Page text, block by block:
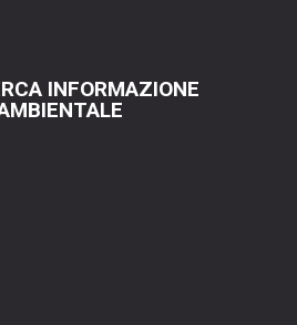
INFORMAZIONE